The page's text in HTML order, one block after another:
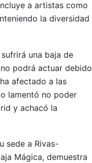
a artistas como
la diversidad
una baja de
podrá actuar debido
afectado a las
lamentó no poder
y achacó la
sede a Rivas-
Mágica, demuestra